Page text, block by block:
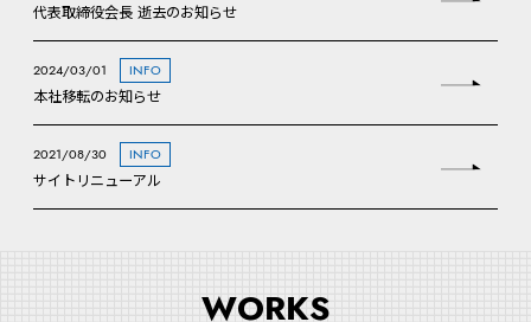
代表取締役会長 逝去のお知らせ
2024/03/01 INFO
本社移転のお知らせ
2021/08/30 INFO
サイトリニューアル
WORKS